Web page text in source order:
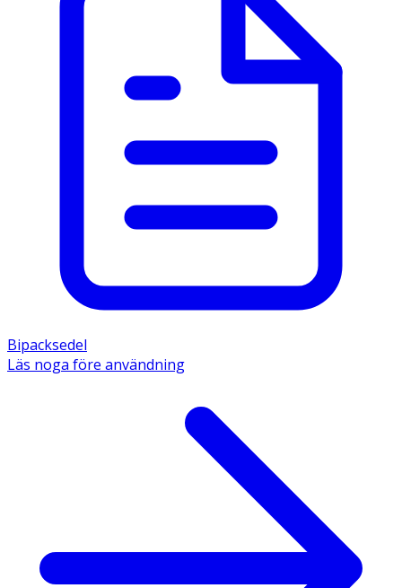
Bipacksedel
Läs noga före användning